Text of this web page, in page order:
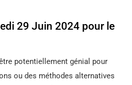
29 Juin 2024 pour le
potentiellement génial pour
ou des méthodes alternatives